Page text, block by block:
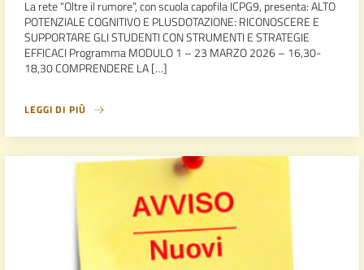
La rete “Oltre il rumore”, con scuola capofila ICPG9, presenta: ALTO
POTENZIALE COGNITIVO E PLUSDOTAZIONE: RICONOSCERE E
SUPPORTARE GLI STUDENTI CON STRUMENTI E STRATEGIE
EFFICACI Programma MODULO 1 – 23 MARZO 2026 – 16,30-
18,30 COMPRENDERE LA […]
LEGGI DI PIÙ